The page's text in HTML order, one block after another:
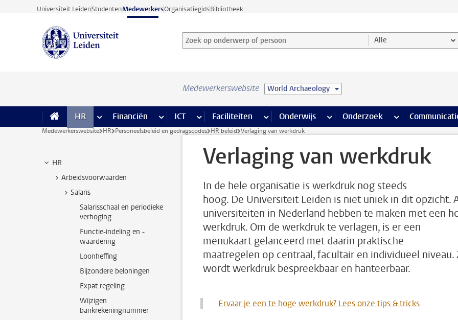
Ga direct naar de inhoud
Universiteit LeidenStudentenMedewerkersOrganisatiegidsBibliotheek
Zoek op onderwerp of persoon en selecteer categorie
Zoekterm Alle
Medewerkerswebsite World Archaeology
HR meer HR pagina’s
Financiën meer Financiën pagina’s
ICT meer ICT pagina’s
Faciliteiten meer Faciliteiten pagina’s
Onderwijs meer Onderwijs pagina’s
Onderzoek meer Onderzoek
Medewerkerswebsite HR Personeelsbeleid en gedragscodes HR beleid Verlaging van werkdruk
HR
Arbeidsvoorwaarden
Salaris
Salarisschaal en periodieke
verhoging
Functie-indeling en -
waardering
Loonheffing
Bijzondere beloningen
Expat regeling
Wijzigen
bankrekeningnummer
Verlaging van werkdruk
In de hele organisatie is werkdruk nog steeds
hoog. De Universiteit Leiden is niet uniek in dit opzicht.
universiteiten in Nederland hebben te maken met een
werkdruk. Om de werkdruk te verlagen, is er een
menukaart gelanceerd met daarin praktische
maatregelen op centraal, facultair en individueel niveau.
wordt werkdruk bespreekbaar en hanteerbaar.
Ervaar je een te hoge werkdruk? Lees onze tips & tricks.